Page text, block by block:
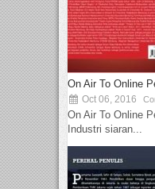
On Air To Online
Oct 06, 2016
On Air To Online
Industri siaran...